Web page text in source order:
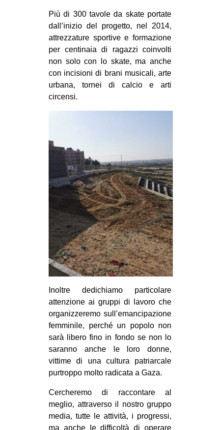
STUDENTI
CULTURE
ARTE
CINEMA
MANIFESTI
AFRICA
AMERICHE
ESTREMO ORIENTE
EUROPA
MEDIO ORIENTE
MONDO
EVENTI
Fb
tw
bsky
ms
SEARCH
Più di 300 tavole da skate portate
dall’inizio del progetto, nel 2014,
attrezzature sportive e formazione
per centinaia di ragazzi coinvolti
non solo con lo skate, ma anche
con incisioni di brani musicali, arte
urbana, tornei di calcio e arti
circensi.
Inoltre dedichiamo particolare
attenzione ai gruppi di lavoro che
organizzeremo sull’emancipazione
femminile, perché un popolo non
sarà libero fino in fondo se non lo
saranno anche le loro donne,
vittime di una cultura patriarcale
purtroppo molto radicata a Gaza.
Cercheremo di raccontare al
meglio, attraverso il nostro gruppo
media, tutte le attività, i progressi,
ma anche le difficoltà di operare